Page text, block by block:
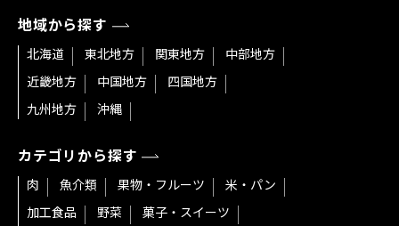
地域から探す
北海道 東北地方 関東地方
中部地方
近畿地方
中国地方
四国地方
九州地方
沖縄
カテゴリから探す
肉 魚介類 果物・フルーツ
米・パン
加工食品
野菜
菓子・スイーツ